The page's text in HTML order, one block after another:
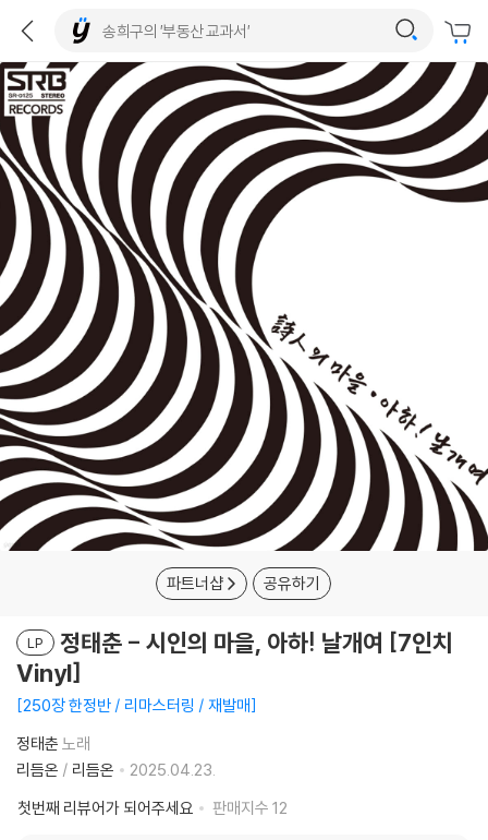
파트너샵 공유하기
LP
정태춘 - 시인의 마을, 아하! 날개여 [7인치
Vinyl]
250장 한정반 / 리마스터링 / 재발매
정태춘 노래
리듬온 / 리듬온
2025.04.23.
첫번째 리뷰어가 되어주세요
판매지수 12